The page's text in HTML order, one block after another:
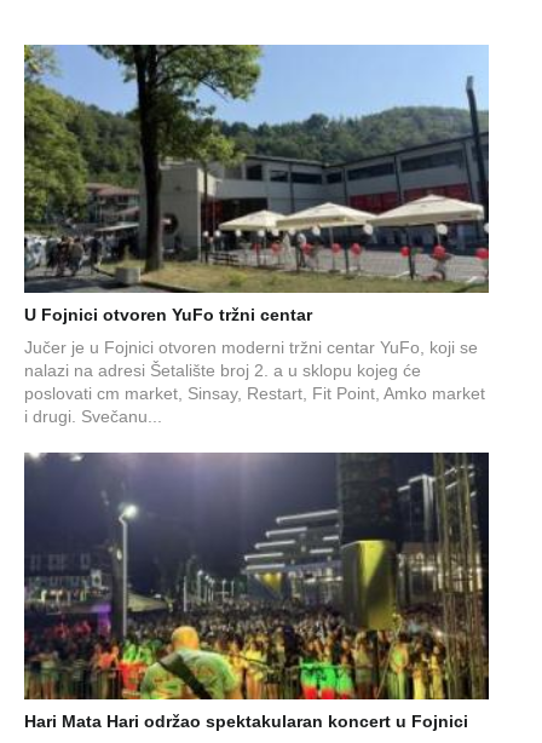
U Fojnici otvoren YuFo tržni centar
Jučer je u Fojnici otvoren moderni tržni centar YuFo, koji se
nalazi na adresi Šetalište broj 2. a u sklopu kojeg će
poslovati cm market, Sinsay, Restart, Fit Point, Amko market
i drugi. Svečanu...
Hari Mata Hari održao spektakularan koncert u Fojnici